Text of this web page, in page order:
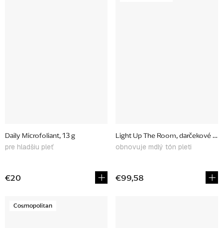
Daily Microfoliant, 13 g
pre hladšiu pleť
€20
Light Up The Room, darčekové
obnovuje mdlý tón pleti
€99,58
Cosmopolitan